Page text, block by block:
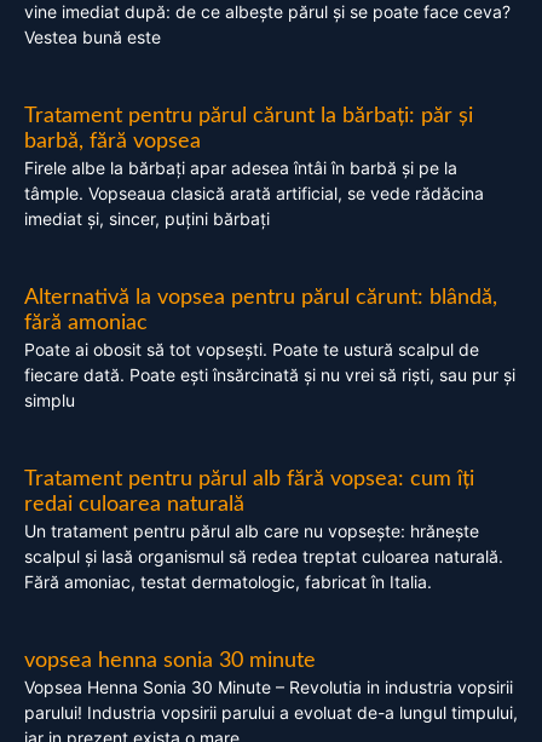
vine imediat după: de ce albește părul și se poate face ceva?
Vestea bună este
Tratament pentru părul cărunt la bărbați: păr și
barbă, fără vopsea
Firele albe la bărbați apar adesea întâi în barbă și pe la
tâmple. Vopseaua clasică arată artificial, se vede rădăcina
imediat și, sincer, puțini bărbați
Alternativă la vopsea pentru părul cărunt: blândă,
fără amoniac
Poate ai obosit să tot vopsești. Poate te ustură scalpul de
fiecare dată. Poate ești însărcinată și nu vrei să riști, sau pur și
simplu
Tratament pentru părul alb fără vopsea: cum îți
redai culoarea naturală
Un tratament pentru părul alb care nu vopsește: hrănește
scalpul și lasă organismul să redea treptat culoarea naturală.
Fără amoniac, testat dermatologic, fabricat în Italia.
vopsea henna sonia 30 minute
Vopsea Henna Sonia 30 Minute – Revolutia in industria vopsirii
parului! Industria vopsirii parului a evoluat de-a lungul timpului,